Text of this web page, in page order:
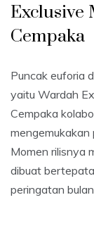
Exclusive
Cempaka
Puncak euforia
yaitu Wardah
Cempaka
mengemukakan
Momen rilisnya
dibuat
peringatan